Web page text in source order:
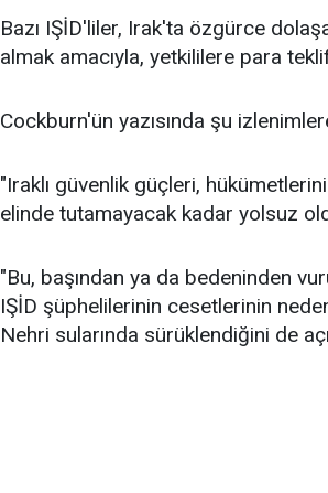
Bazı IŞİD'liler, Irak'ta özgürce
almak amacıyla, yetkililere para
Cockburn'ün yazısında şu
"Iraklı güvenlik güçleri,
elinde tutamayacak kadar yolsuz
"Bu, başından ya da bedeninden
IŞİD şüphelilerinin cesetlerinin
Nehri sularında sürüklendiğini de